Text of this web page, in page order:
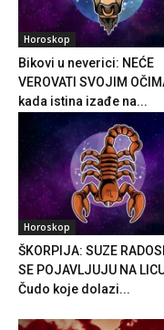
Horoskop
Bikovi u neverici: NEĆE
VEROVATI SVOJIM
kada istina izađe na...
Horoskop
ŠKORPIJA: SUZE
SE POJAVLJUJU NA
Čudo koje dolazi...